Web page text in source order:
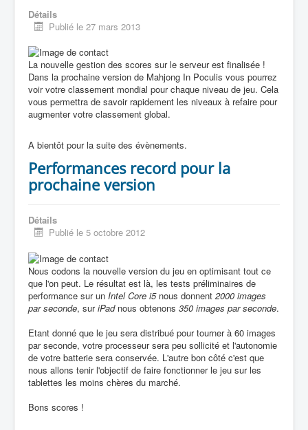
Détails
Publié le 27 mars 2013
La nouvelle gestion des scores sur le serveur est finalisée !
Dans la prochaine version de Mahjong In Poculis vous pourrez
voir votre classement mondial pour chaque niveau de jeu. Cela
vous permettra de savoir rapidement les niveaux à refaire pour
augmenter votre classement global.
A bientôt pour la suite des évènements.
Performances record pour la
prochaine version
Détails
Publié le 5 octobre 2012
Nous codons la nouvelle version du jeu en optimisant tout ce
que l'on peut. Le résultat est là, les tests préliminaires de
performance sur un Intel Core i5nous donnent 2000 images
par seconde, suriPadnous obtenons 350 images par seconde.
Etant donné que le jeu sera distribué pour tourner à 60 images
par seconde, votre processeur sera peu sollicité et l'autonomie
de votre batterie sera conservée. L'autre bon côté c'est que
nous allons tenir l'objectif de faire fonctionner le jeu sur les
tablettes les moins chères du marché.
Bons scores !